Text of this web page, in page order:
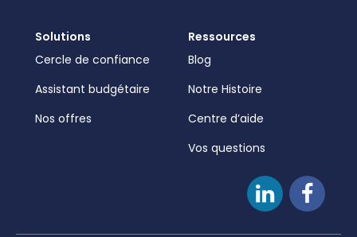
Solutions
Cercle de confiance
Assistant budgétaire
Nos offres
Ressources
Blog
Notre Histoire
Centre d’aide
Vos questions